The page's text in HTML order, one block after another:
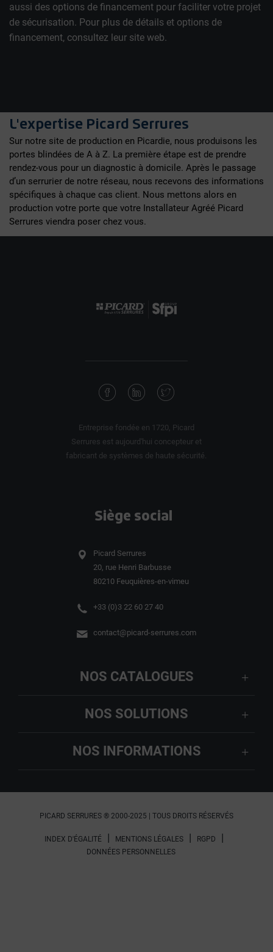
aussi des options de financement pour faciliter votre projet
de sécurisation. Pour plus de détails et options de
financement, consultez leur site web.
L'expertise Picard Serrures
Sur notre site de production en Picardie, nous produisons les
portes blindées de A à Z. La première étape est de prendre
rendez-vous pour un diagnostic à domicile. Après le passage
d’un serrurier de notre réseau, nous recevons des informations
spécifiques à chaque cas client. Nous mettons alors en
production votre porte que votre Installateur Agréé Picard
Serrures viendra poser chez vous.
Siège social
Picard Serrures
20, rue Henri Barbusse
80210 Feuquières-en-vimeu
+33 (0)3 22 60 27 40
contact@picard-serrures.com
NOS CATALOGUES
Entreprise fondée en 1720, Picard
Serrures est aujourd'hui concepteur et
fabricant de systèmes de haute sécurité.
NOS SOLUTIONS
NOS INFORMATIONS
PICARD SERRURES ® 2000-2025 | TOUS DROITS RÉSERVÉS
INDEX D'ÉGALITÉ MENTIONS LÉGALES
RGPD
DONNÉES PERSONNELLES